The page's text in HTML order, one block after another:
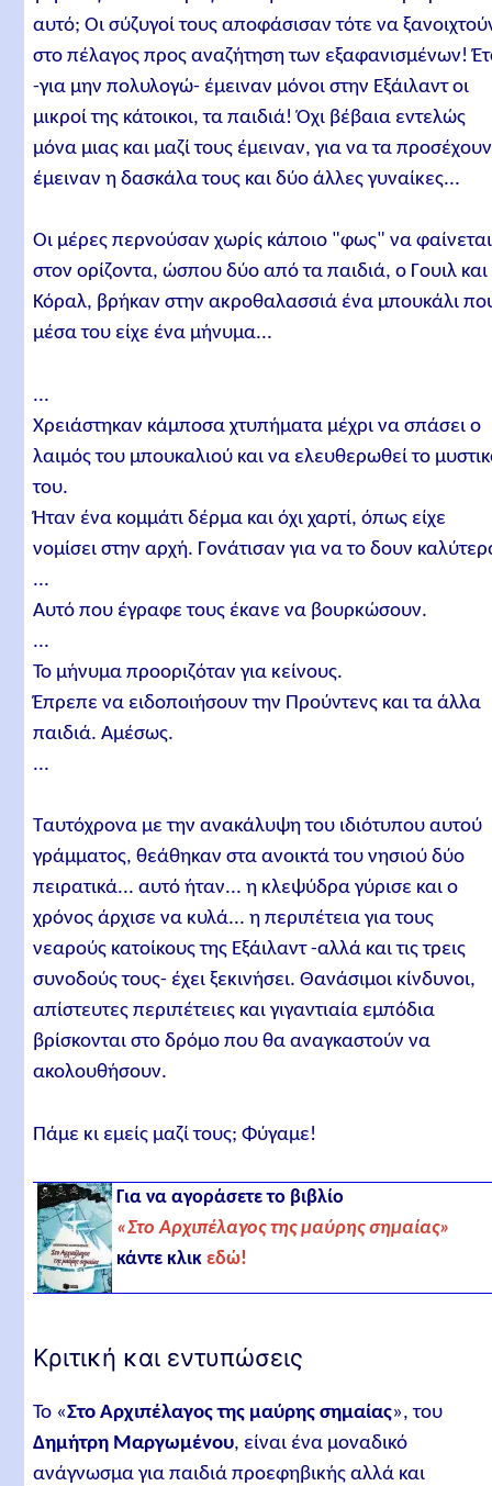
αυτό; Οι σύζυγοί τους αποφάσισαν τότε να
στο πέλαγος προς αναζήτηση των εξαφανισμένων!
-για μην πολυλογώ- έμειναν μόνοι στην Εξάιλαντ οι
μικροί της κάτοικοι, τα παιδιά! Όχι βέβαια εντελώς
μόνα μιας και μαζί τους έμειναν, για να τα
έμειναν η δασκάλα τους και δύο άλλες γυναίκες...
Οι μέρες περνούσαν χωρίς κάποιο "φως" να φαίνεται
στον ορίζοντα, ώσπου δύο από τα παιδιά, ο Γουιλ και
Κόραλ, βρήκαν στην ακροθαλασσιά ένα μπουκάλι
μέσα του είχε ένα μήνυμα...
...
Χρειάστηκαν κάμποσα χτυπήματα μέχρι να σπάσει ο
λαιμός του μπουκαλιού και να ελευθερωθεί το
του.
Ήταν ένα κομμάτι δέρμα και όχι χαρτί, όπως είχε
νομίσει στην αρχή. Γονάτισαν για να το δουν
...
Αυτό που έγραφε τους έκανε να βουρκώσουν.
...
Το μήνυμα προοριζόταν για κείνους.
Έπρεπε να ειδοποιήσουν την Προύντενς και τα άλλα
παιδιά. Αμέσως.
...
Ταυτόχρονα με την ανακάλυψη του ιδιότυπου αυτού
γράμματος, θεάθηκαν στα ανοικτά του νησιού δύο
πειρατικά... αυτό ήταν... η κλεψύδρα γύρισε και ο
χρόνος άρχισε να κυλά... η περιπέτεια για τους
νεαρούς κατοίκους της Εξάιλαντ -αλλά και τις τρεις
συνοδούς τους- έχει ξεκινήσει. Θανάσιμοι κίνδυνοι,
απίστευτες περιπέτειες και γιγαντιαία εμπόδια
βρίσκονται στο δρόμο που θα αναγκαστούν να
ακολουθήσουν.
Πάμε κι εμείς μαζί τους; Φύγαμε!
Για να αγοράσετε το βιβλίο
«Στο Αρχιπέλαγος της μαύρης σημαίας»
κάντε κλικεδώ!
Κριτική και εντυπώσεις
Το «Στο Αρχιπέλαγος της μαύρης σημαίας», του
Δημήτρη Μαργωμένου, είναι ένα μοναδικό
ανάγνωσμα για παιδιά προεφηβικής αλλά και